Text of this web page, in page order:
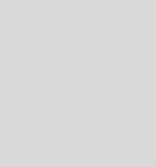
OFICINA
OFICINA
OFICINA
oficina mecânica completa para
serviço de alinhamento e